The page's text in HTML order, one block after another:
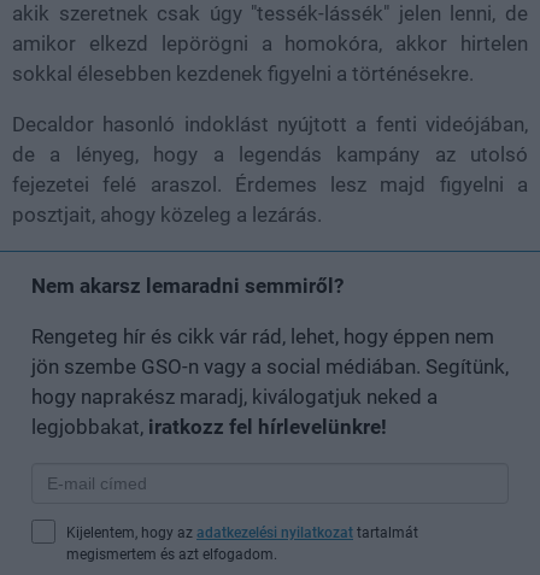
akik szeretnek csak úgy "tessék-lássék" jelen lenni, de
amikor elkezd lepörögni a homokóra, akkor hirtelen
sokkal élesebben kezdenek figyelni a történésekre.
Decaldor hasonló indoklást nyújtott a fenti videójában,
de a lényeg, hogy a legendás kampány az utolsó
fejezetei felé araszol. Érdemes lesz majd figyelni a
posztjait, ahogy közeleg a lezárás.
Nem akarsz lemaradni semmiről?
Rengeteg hír és cikk vár rád, lehet, hogy éppen nem
jön szembe GSO-n vagy a social médiában. Segítünk,
hogy naprakész maradj, kiválogatjuk neked a
legjobbakat, iratkozz fel hírlevelünkre!
Kijelentem, hogy az adatkezelési nyilatkozat tartalmát
megismertem és azt elfogadom.